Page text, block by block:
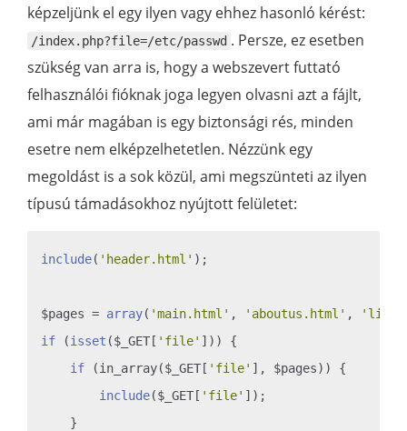
képzeljünk el egy ilyen vagy ehhez hasonló kérést:
/index.php?file=/etc/passwd . Persze, ez esetben
szükség van arra is, hogy a webszevert futtató
felhasználói fióknak joga legyen olvasni azt a fájlt,
ami már magában is egy biztonsági rés, minden
esetre nem elképzelhetetlen. Nézzünk egy
megoldást is a sok közül, ami megszünteti az ilyen
típusú támadásokhoz nyújtott felületet:
include( 'header.html' );
$pages = array( 'main.html' , 'aboutus.html' ,
if (isset ($_GET[ 'file' ])) {
if (in_array($_GET[ 'file' ], $pages)) {
include($_GET[ 'file' ]);
    }